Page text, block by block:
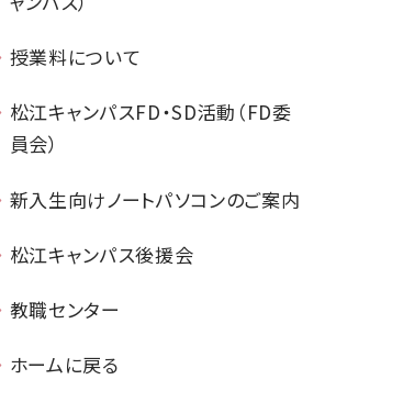
授業料について
松江キャンパスFD・SD活動（FD委
員会）
新入生向けノートパソコンのご案内
松江キャンパス後援会
教職センター
ホームに戻る